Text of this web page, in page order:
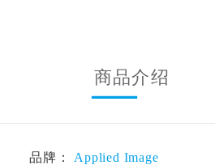
商品介绍
品牌：Applied Image